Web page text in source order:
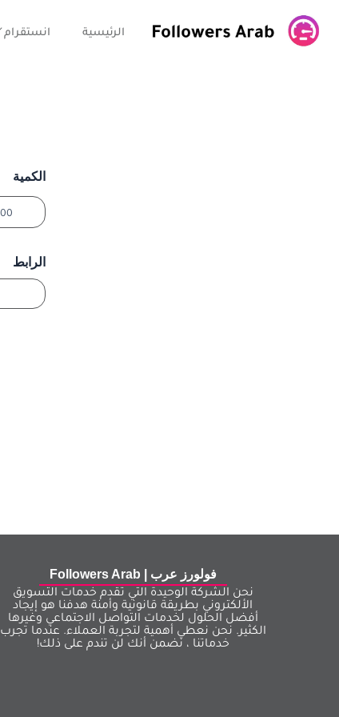
الرئيسية انستقرام
الكمية
الرابط
فولورز عرب | Followers Arab
نحن الشركة الوحيدة التي تقدم خدمات التسويق
الألكتروني بطريقة قانونية وأمنة هدفنا هو إيجاد
أفضل الحلول لخدمات التواصل الاجتماعي وغيرها
الكثير. نحن نعطي أهمية لتجربة العملاء. عندما تجرب
خدماتنا ، نضمن أنك لن تندم على ذلك!